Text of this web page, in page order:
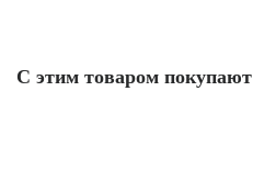
С этим товаром покупают